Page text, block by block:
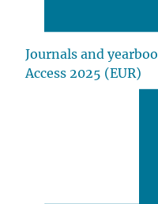
Journals and
Access 2025 (EUR)